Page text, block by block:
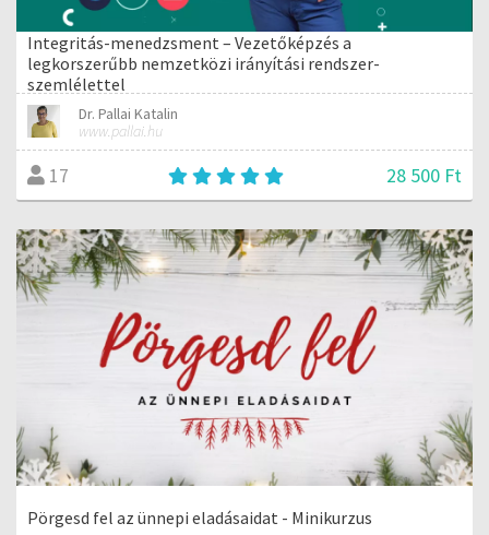
Integritás-menedzsment – Vezetőképzés a
legkorszerűbb nemzetközi irányítási rendszer-
szemlélettel
Dr. Pallai Katalin
www.pallai.hu
17 28 500 Ft
Pörgesd fel az ünnepi eladásaidat - Minikurzus